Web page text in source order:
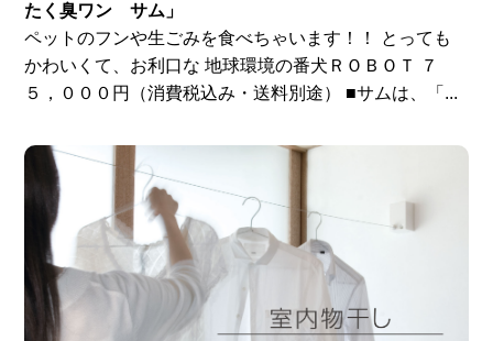
たく臭ワン サム」
ペットのフンや生ごみを食べちゃいます！！ とっても
かわいくて、お利口な 地球環境の番犬ＲＯＢＯＴ ７
５，０００円（消費税込み・送料別途） ■サムは、「...